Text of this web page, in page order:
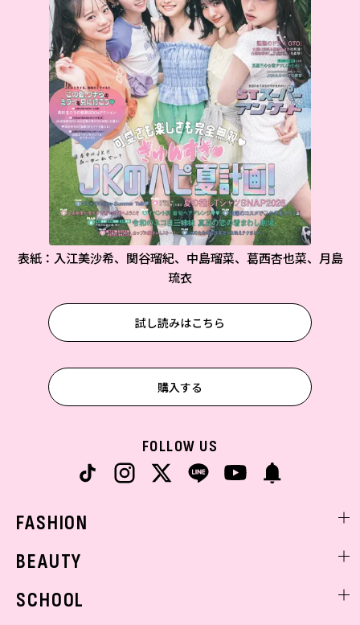
表紙：入江美沙希、関谷瑠紀、中島瑠菜、葛西杏也菜、月島
琉衣
試し読みはこちら
購入する
FOLLOW US
FASHION
着回し
BEAUTY
SCHOOL